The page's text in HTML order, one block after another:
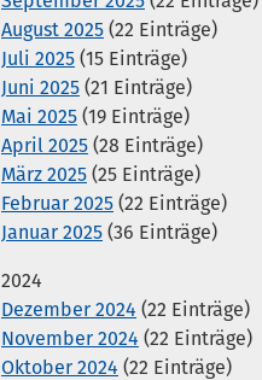
August 2025 (22 Einträge)
Juli 2025 (15 Einträge)
Juni 2025 (21 Einträge)
Mai 2025 (19 Einträge)
April 2025 (28 Einträge)
März 2025 (25 Einträge)
Februar 2025 (22 Einträge)
Januar 2025 (36 Einträge)
2024
Dezember 2024 (22 Einträge)
November 2024 (22 Einträge)
Oktober 2024 (22 Einträge)